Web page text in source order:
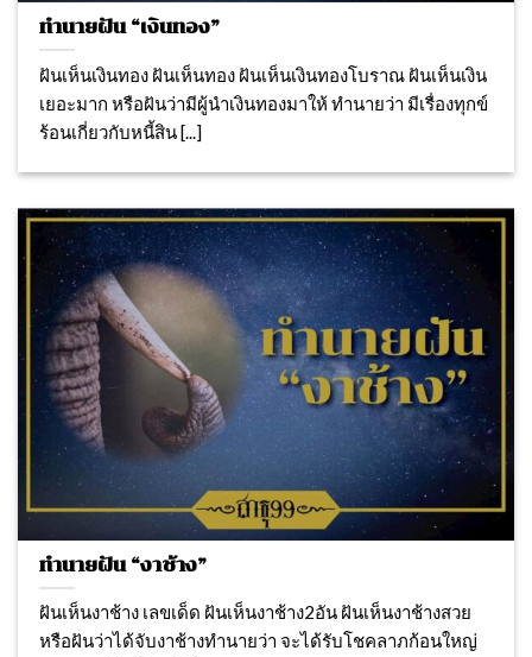
ทำนายฝัน “เงินทอง”
ฝันเห็นเงินทอง ฝันเห็นทอง ฝันเห็นเงินทองโบราณ ฝันเห็นเงิน
เยอะมาก หรือฝันว่ามีผู้นำเงินทองมาให้ ทำนายว่า มีเรื่องทุกข์
ร้อนเกี่ยวกับหนี้สิน [...]
ทำนายฝัน “งาช้าง”
ฝันเห็นงาช้าง เลขเด็ด ฝันเห็นงาช้าง2อัน ฝันเห็นงาช้างสวย
หรือฝันว่าได้จับงาช้างทำนายว่า จะได้รับโชคลาภก้อนใหญ่